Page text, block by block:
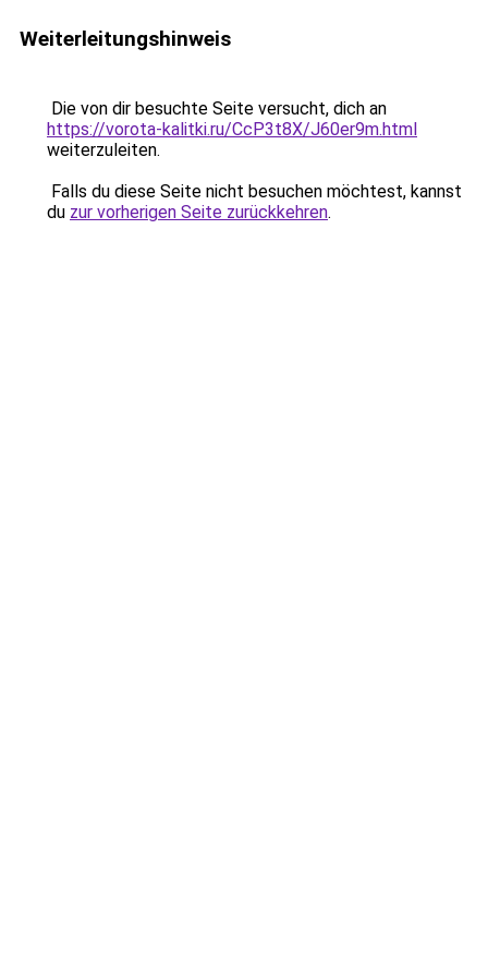
Weiterleitungshinweis
Die von dir besuchte Seite versucht, dich an
https://vorota-kalitki.ru/CcP3t8X/J60er9m.html
weiterzuleiten.
Falls du diese Seite nicht besuchen möchtest, kannst
du zur vorherigen Seite zurückkehren.